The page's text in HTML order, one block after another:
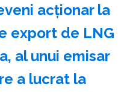
acționar la
export de LNG
al unui emisar
a lucrat la